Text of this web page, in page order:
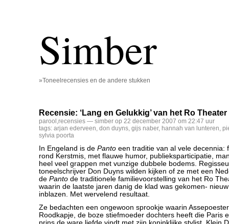
Simber
»Toneelrecensies en de andere stukken
Recensie: ‘Lang en Gelukkig’ van het Ro Theater
parool ,recensies — simber op 22 december 2007 om 22:47 uur
tags: arjan ederveen, don duyns, gijs naber, hannah van lunteren,
sylvia poorta
In Engeland is de Panto een traditie van al vele decennia:
rond Kerstmis, met flauwe humor, publieksparticipatie,
heel veel grappen met vunzige dubbele bodems.
toneelschrijver Don Duyns wilden kijken of ze met een
de Panto de traditionele familievoorstelling van het Ro
waarin de laatste jaren danig de klad was gekomen-
inblazen. Met wervelend resultaat.
Ze bedachten een ongewoon sprookje waarin
Roodkapje, de boze stiefmoeder dochters heeft die Paris